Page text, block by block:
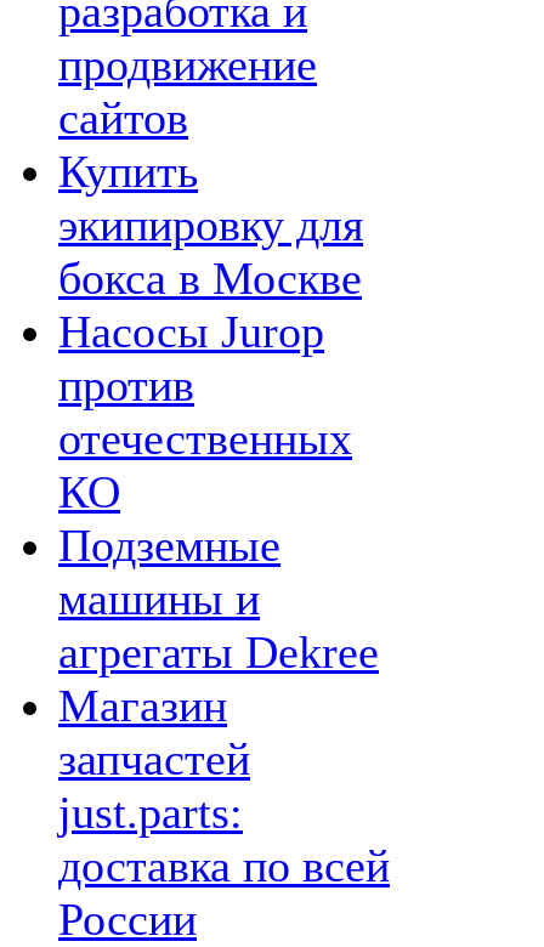
разработка и
продвижение
сайтов
Купить
экипировку для
бокса в Москве
Насосы Jurop
против
отечественных
КО
Подземные
машины и
агрегаты Dekree
Магазин
запчастей
just.parts:
доставка по всей
России